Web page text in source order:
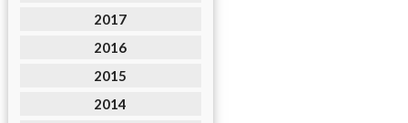
2017
2016
2015
2014